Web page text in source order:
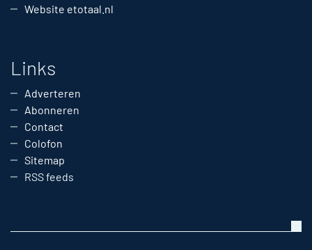
Website etotaal.nl
Links
Adverteren
Abonneren
Contact
Colofon
Sitemap
RSS feeds